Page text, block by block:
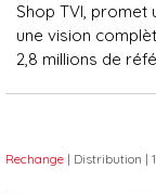
Shop TVI, promet
une vision
2,8 millions de
Rechange | Distribution |